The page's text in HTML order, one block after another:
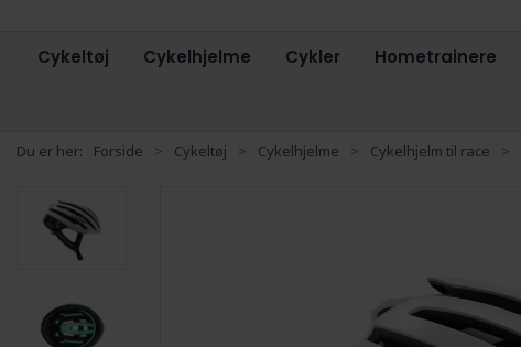
Cykeltøj Cykelhjelme Cykler Hometrainere
Du er her: Forside Cykeltøj Cykelhjelme Cykelhjelm til race